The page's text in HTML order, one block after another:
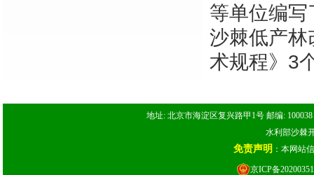
等单位编
沙棘低产林
术规程》3
地址: 北京市海淀区复兴路甲1号 邮编:
水利部沙棘
免责声明 ：本网站
京ICP备